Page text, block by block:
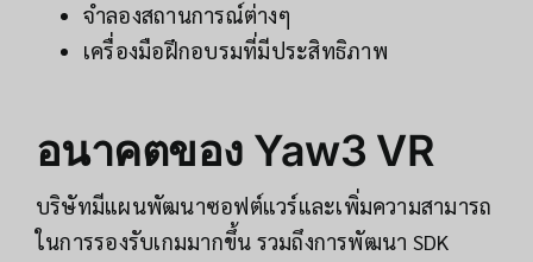
จำลองสถานการณ์ต่างๆ
เครื่องมือฝึกอบรมที่มีประสิทธิภาพ
อนาคตของ Yaw3 VR
บริษัทมีแผนพัฒนาซอฟต์แวร์และเพิ่มความสามารถ
ในการรองรับเกมมากขึ้น รวมถึงการพัฒนา SDK